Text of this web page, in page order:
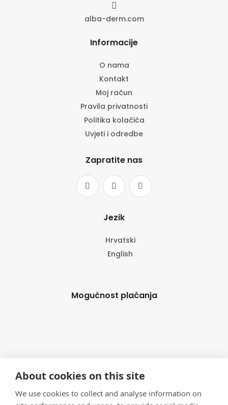

alba-derm.com
Informacije
O nama
Kontakt
Moj račun
Pravila privatnosti
Politika kolačića
Uvjeti i odredbe
Zapratite nas
Jezik
Hrvatski
English
Mogućnost plaćanja
About cookies on this site
We use cookies to collect and analyse information on